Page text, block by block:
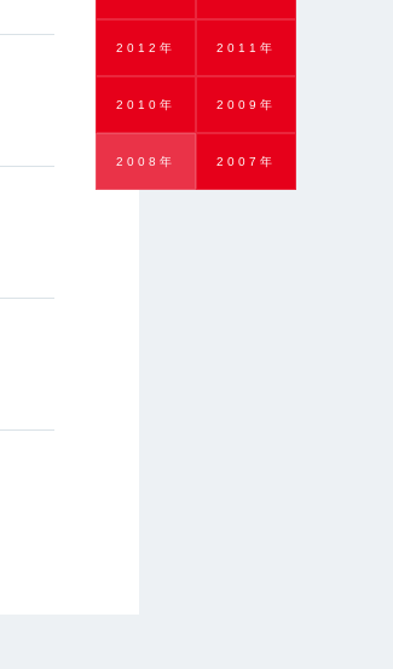
2012年 2011年
2010年 2009年
2008年 2007年